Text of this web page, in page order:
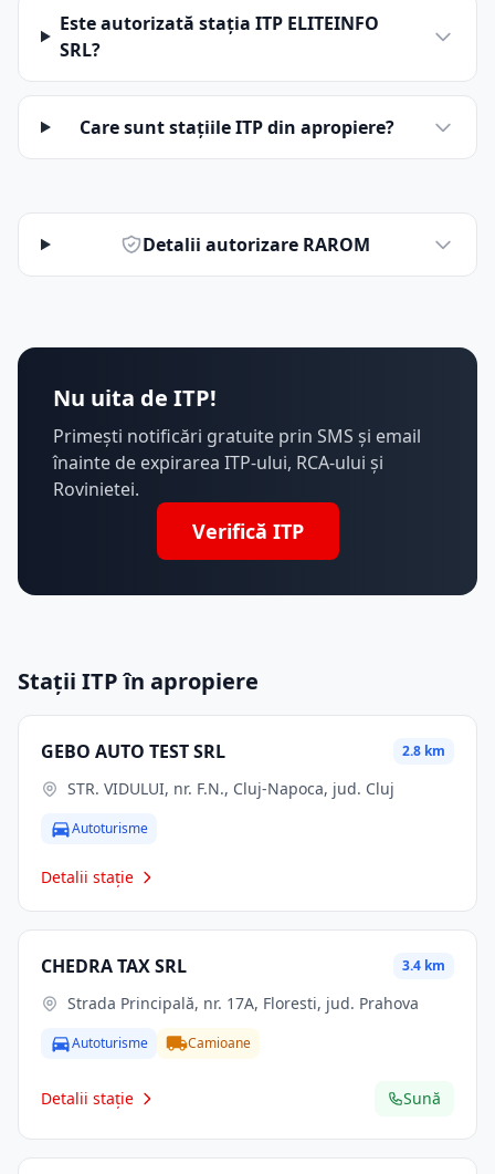
Este autorizată stația ITP ELITEINFO
SRL?
Care sunt stațiile ITP din apropiere?
Detalii autorizare RAROM
Nu uita de ITP!
Primești notificări gratuite prin SMS și email
înainte de expirarea ITP-ului, RCA-ului și
Rovinietei.
Verifică ITP
Stații ITP în apropiere
GEBO AUTO TEST SRL 2.8 km
STR. VIDULUI, nr. F.N., Cluj-Napoca, jud. Cluj
Autoturisme
Detalii stație
CHEDRA TAX SRL 3.4 km
Strada Principală, nr. 17A, Floresti, jud. Prahova
Autoturisme Camioane
Detalii stație Sună